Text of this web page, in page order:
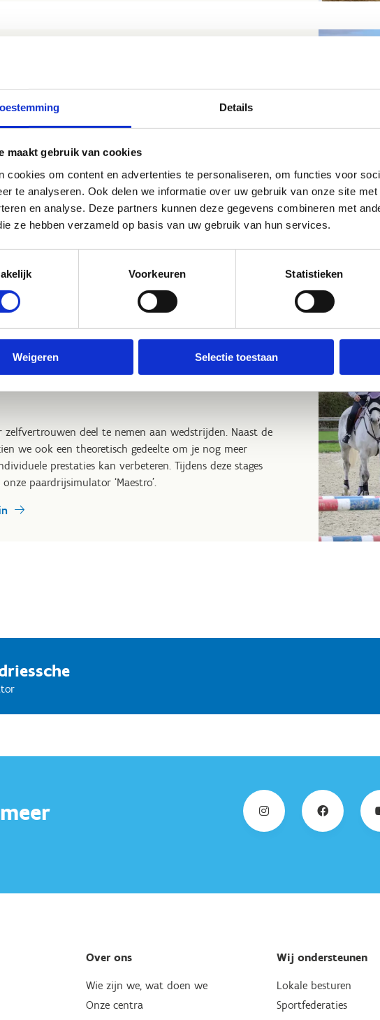
Details
maakt gebruik van cookies
cookies om content en advertenties te personaliseren, om functies voor
te analyseren. Ook delen we informatie over uw gebruik van onze site
en analyse. Deze partners kunnen deze gegevens combineren met
ze hebben verzameld op basis van uw gebruik van hun services.
Voorkeuren Statistieken
Weigeren Selectie toestaan
binnen de eventingdiscipline? Dan zijn deze stages iets
trainers zoals o.a. An-Sofie Coevoet, Marc Rigouts,
(Start 2 Cross) wordt er twee dagen intensief getraind.
voorzien, een springtraining en twee crosstrainingen.
een sessie met onze paardrijsimulator ‘Maestro’. Naast
praktische en theoretische activiteiten die je extra
op zoek is naar een toegankelijke springstage bij een
adres. Onder leiding van topcoach Rik Deraedt wordt
deel te nemen aan wedstrijden. Naast de
we ook een theoretisch gedeelte om je nog meer
prestaties kan verbeteren. Tijdens deze stages
paardrijsimulator ‘Maestro’.
Over ons
Wie zijn we, wat doen we
Onze centra
Wij ondersteunen
Lokale besturen
Sportfederaties